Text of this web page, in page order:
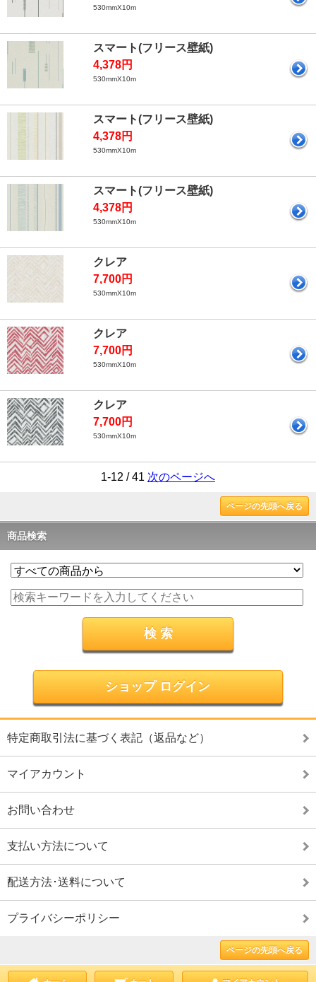
530mmX10m
スマート(フリース壁紙)
4,378円
530mmX10m
スマート(フリース壁紙)
4,378円
530mmX10m
スマート(フリース壁紙)
4,378円
530mmX10m
クレア
7,700円
530mmX10m
クレア
7,700円
530mmX10m
クレア
7,700円
530mmX10m
1-12 / 41 次のページへ
ページの先頭へ戻る
商品検索
ショップ ログイン
特定商取引法に基づく表記（返品など）
マイアカウント
お問い合わせ
支払い方法について
配送方法･送料について
プライバシーポリシー
ページの先頭へ戻る